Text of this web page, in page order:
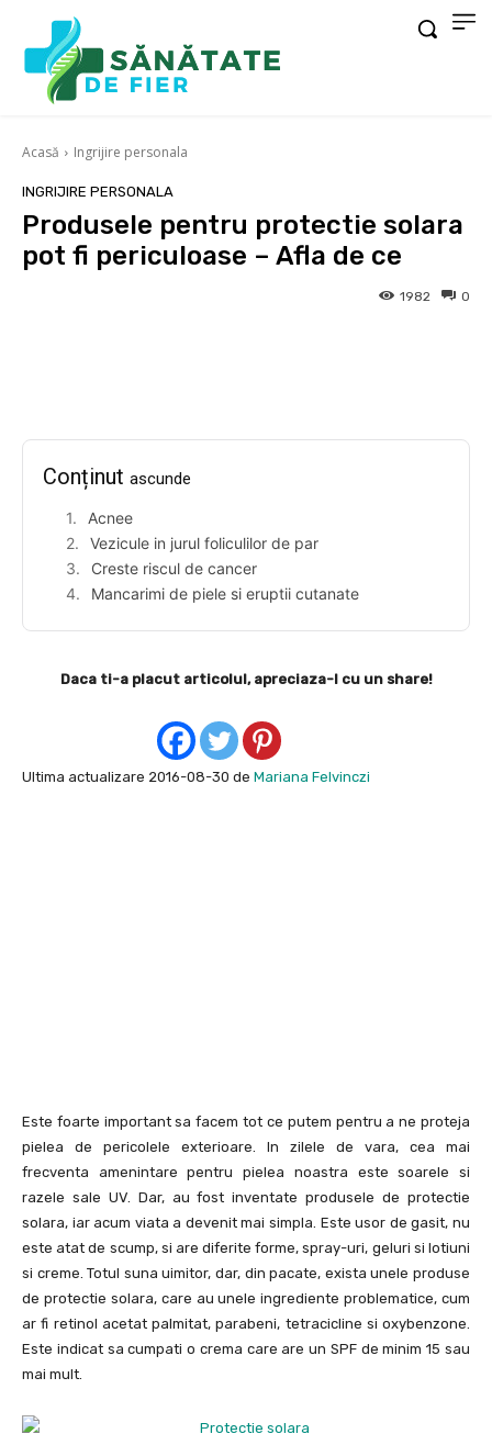
Acasă Ingrijire personala
INGRIJIRE PERSONALA
Produsele pentru protectie solara
pot fi periculoase – Afla de ce
0
1982
Conținut ascunde
Acnee
Vezicule in jurul foliculilor de par
Creste riscul de cancer
Mancarimi de piele si eruptii cutanate
Daca ti-a placut articolul, apreciaza-l cu un share!
Ultima actualizare 2016-08-30 de Mariana Felvinczi
Este foarte important sa facem tot ce putem pentru a ne proteja
pielea de pericolele exterioare. In zilele de vara, cea mai
frecventa amenintare pentru pielea noastra este soarele si
razele sale UV. Dar, au fost inventate produsele de protectie
solara, iar acum viata a devenit mai simpla. Este usor de gasit, nu
este atat de scump, si are diferite forme, spray-uri, geluri si lotiuni
si creme. Totul suna uimitor, dar, din pacate, exista unele produse
de protectie solara, care au unele ingrediente problematice, cum
ar fi retinol acetat palmitat, parabeni, tetracicline si oxybenzone.
Este indicat sa cumpati o crema care are un SPF de minim 15 sau
mai mult.